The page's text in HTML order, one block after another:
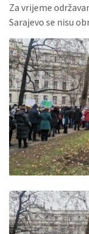
Za vrijeme
Sarajevo se nisu